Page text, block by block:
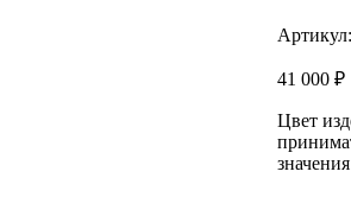
Артикул:
41 000 ₽
Цвет